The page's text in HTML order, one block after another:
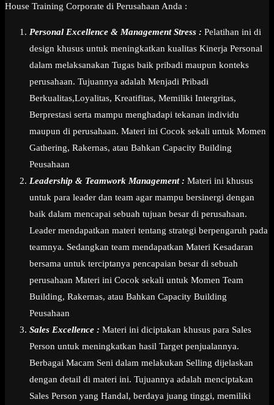
House Training Corporate di Perusahaan Anda :
Personal Excellence & Management Stress : Pelatihan ini di
design khusus untuk meningkatkan kualitas Kinerja Personal
dalam melaksanakan Tugas baik pribadi maupun konteks
perusahaan. Tujuannya adalah Menjadi Pribadi
Berkualitas,Loyalitas, Kreatifitas, Memiliki Intergritas,
Berprestasi serta mampu menghadapi tekanan individu
maupun di perusahaan. Materi ini Cocok sekali untuk Momen
Gathering, Rakernas, atau Bahkan Capacity Building
Peusahaan
Leadership & Teamwork Management : Materi ini khusus
untuk para leader dan team agar mampu bersinergi dengan
baik dalam mencapai sebuah tujuan besar di perusahaan.
Leader mendapatkan materi tentang strategi berpengaruh pada
teamnya. Sedangkan team mendapatkan Materi Kesadaran
bersama untuk terciptanya pencapaian besar di sebuah
perusahaan Materi ini Cocok sekali untuk Momen Team
Building, Rakernas, atau Bahkan Capacity Building
Peusahaan
Sales Excellence : Materi ini diciptakan khusus para Sales
Person untuk meningkatkan hasil Target penjualannya.
Berbagai Macam Seni dalam melakukan Selling dijelaskan
dengan detail di materi ini. Tujuannya adalah menciptakan
Sales Person yang Handal, berdaya juang tinggi, memiliki